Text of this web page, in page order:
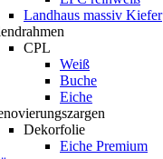
Landhaus massiv Kiefer
CPL
Weiß
Buche
Eiche
Dekorfolie
Eiche Premium